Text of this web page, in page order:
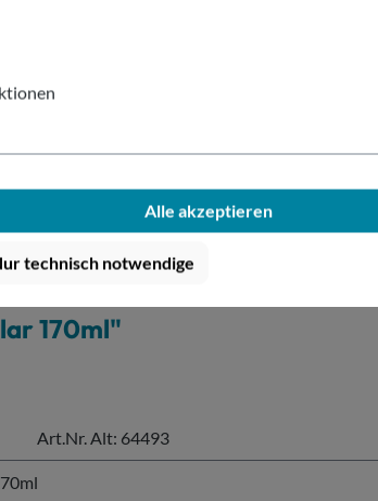
170ml"
Art.Nr. Alt: 64493
Alle akzeptieren
technisch notwendige